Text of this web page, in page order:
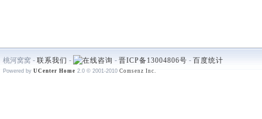
桃河窝窝 - 联系我们 - - 晋ICP备13004806号 - 百度统计
Powered by UCenter Home 2.0 © 2001-2010 Comsenz Inc.